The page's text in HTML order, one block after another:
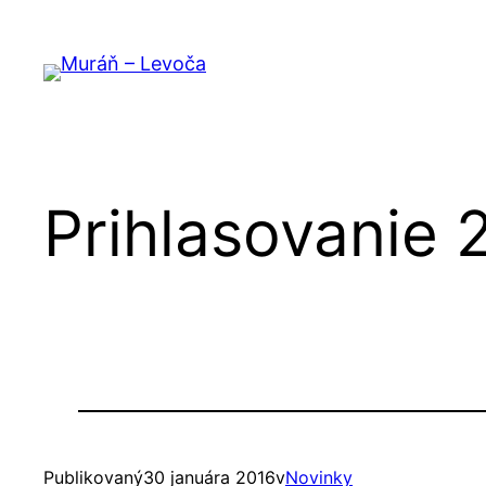
obsah
Prihlasovanie
Publikovaný30 januára 2016vNovinky